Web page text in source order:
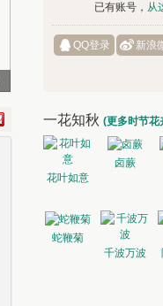
已有账号， 从
QQ登录 新浪
一花知秋 (更多时节花
花叶如意
卤蕨
蛇鞭菊
千波万波